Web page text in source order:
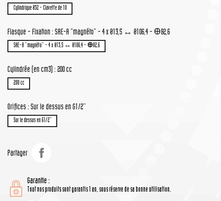
Cylindrique Ø32 - Clavette de 10
Flasque - Fixation : SAE-A "magnéto" - 4 x Ø13,5 ↔ Ø106,4 - Ꚛ82,6
SAE-A "magnéto" - 4 x Ø13,5 ↔ Ø106,4 - Ꚛ82,6
Cylindrée (en cm3) : 200 cc
200 cc
Orifices : Sur le dessus en G1/2''
Sur le dessus en G1/2''
Partager
Garantie :
Tout nos produits sont garantis 1 an, sous réserve de sa bonne utilisation.